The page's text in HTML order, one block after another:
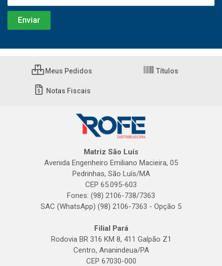
Meus Pedidos Títulos
Notas Fiscais
Matriz São Luís
Avenida Engenheiro Emiliano Macieira, 05
Pedrinhas, São Luís/MA
CEP 65.095-603
Fones: (98) 2106-738/7363
SAC (WhatsApp) (98) 2106-7363 - Opção 5
Filial Pará
Rodovia BR 316 KM 8, 411 Galpão Z1
Centro, Ananindeua/PA
CEP 67030-000